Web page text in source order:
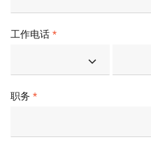
工作电话
职务